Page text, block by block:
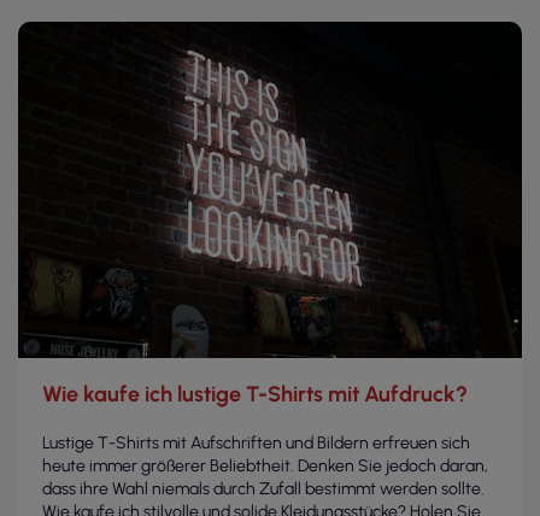
Wie kaufe ich lustige T-Shirts mit Aufdruck?
Lustige T-Shirts mit Aufschriften und Bildern erfreuen sich
heute immer größerer Beliebtheit. Denken Sie jedoch daran,
dass ihre Wahl niemals durch Zufall bestimmt werden sollte.
Wie kaufe ich stilvolle und solide Kleidungsstücke? Holen Sie